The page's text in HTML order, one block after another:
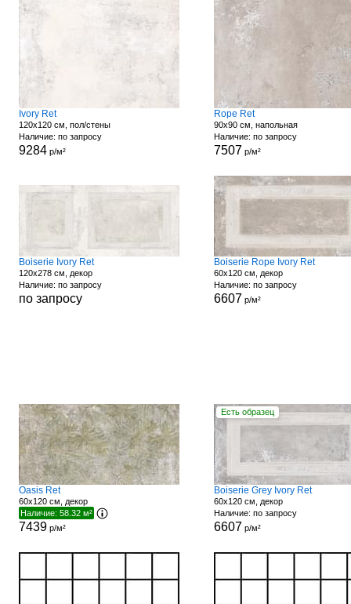
Ivory Ret
120x120 см, пол/стены
Наличие: по запросу
9284р/м²
Rope Ret
90x90 см, напольная
Наличие: по запросу
7507 р/м²
Boiserie Ivory Ret
120x278 см, декор
Наличие: по запросу
по запросу
Boiserie Rope Ivory Ret
60x120 см, декор
Наличие: по запросу
6607 р/м²
Oasis Ret
60x120 см, декор
Наличие: 58.32 м²
7439р/м²
Есть образец
Boiserie Grey Ivory Ret
60x120 см, декор
Наличие: по запросу
6607 р/м²